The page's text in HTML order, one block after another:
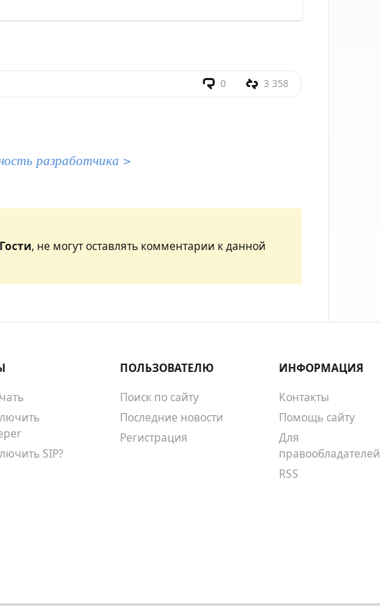
0 3 358
разработчика >
Гости, не могут оставлять комментарии к данной
SIP?
ПОЛЬЗОВАТЕЛЮ
Поиск по сайту
Последние новости
Регистрация
ИНФОРМАЦИЯ
Контакты
Помощь сайту
Для
правообладателей
RSS